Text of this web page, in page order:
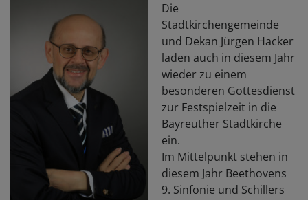
Die
Stadtkirchengemeinde
und Dekan Jürgen Hacker
laden auch in diesem Jahr
wieder zu einem
besonderen Gottesdienst
zur Festspielzeit in die
Bayreuther Stadtkirche
ein.
Im Mittelpunkt stehen in
diesem Jahr Beethovens
9. Sinfonie und Schillers